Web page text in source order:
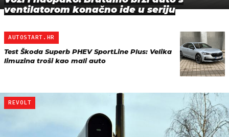
ventilatorom konačno ide u seriju
AUTOSTART.HR
Test Škoda Superb PHEV SportLine Plus: Velika
limuzina troši kao mali auto
REVOLT